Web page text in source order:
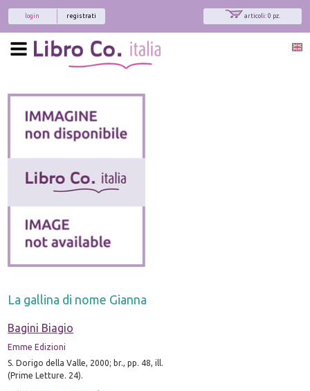
articoli: 0 pz.
registrati
login
La gallina di nome Gianna
Bagini Biagio
Emme Edizioni
S. Dorigo della Valle, 2000; br., pp. 48, ill.
(Prime Letture. 24).